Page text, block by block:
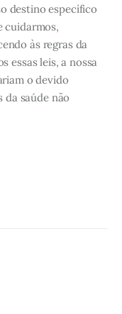
destino específico
cuidarmos,
às regras da
essas leis, a nossa
o devido
da saúde não